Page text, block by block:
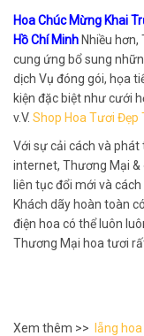
Hoa Chúc Mừng Khai
Hồ Chí Minh Nhiều
cung ứng bổ sung
dịch Vụ đóng gói, họa
kiện đặc biệt như cưới
v.V. Shop Hoa Tươi Đẹp
Với sự cải cách và
internet, Thương Mại &
liên tục đổi mới và
Khách dãy hoàn toàn
điện hoa có thể luôn
Thương Mại hoa tươi
Xem thêm >> lẵng